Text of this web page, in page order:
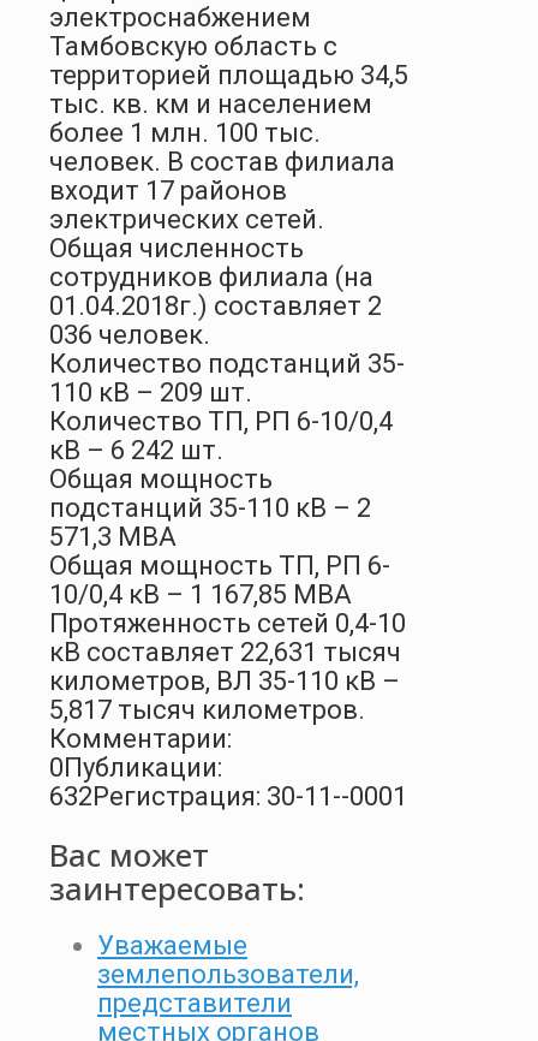
электроснабжением
Тамбовскую область с
территорией площадью 34,5
тыс. кв. км и населением
более 1 млн. 100 тыс.
человек. В состав филиала
входит 17 районов
электрических сетей.
Общая численность
сотрудников филиала (на
01.04.2018г.) составляет 2
036 человек.
Количество подстанций 35-
110 кВ – 209 шт.
Количество ТП, РП 6-10/0,4
кВ – 6 242 шт.
Общая мощность
подстанций 35-110 кВ – 2
571,3 МВА
Общая мощность ТП, РП 6-
10/0,4 кВ – 1 167,85 МВА
Протяженность сетей 0,4-10
кВ составляет 22,631 тысяч
километров, ВЛ 35-110 кВ –
5,817 тысяч километров.
Комментарии:
0 Публикации:
632 Регистрация: 30-11--0001
Вас может
заинтересовать:
Уважаемые
землепользователи,
представители
местных органов